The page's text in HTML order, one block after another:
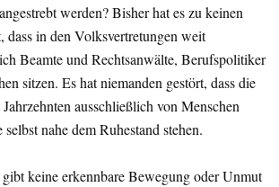
werden? Bisher hat es zu keinen
dass in den Volksvertretungen weit
Beamte und Rechtsanwälte, Berufspolitiker
sitzen. Es hat niemanden gestört, dass die
ausschließlich von Menschen
nahe dem Ruhestand stehen.
keine erkennbare Bewegung oder Unmut